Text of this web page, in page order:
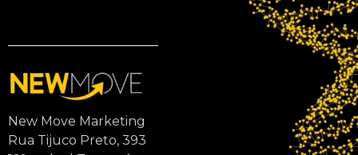
New Move Marketing
Rua Tijuco Preto, 393